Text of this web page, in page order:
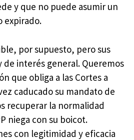
y que no puede asumir un
expirado.
por supuesto, pero sus
de interés general. Queremos
que obliga a las Cortes a
caducado su mandato de
recuperar la normalidad
niega con su boicot.
con legitimidad y eficacia